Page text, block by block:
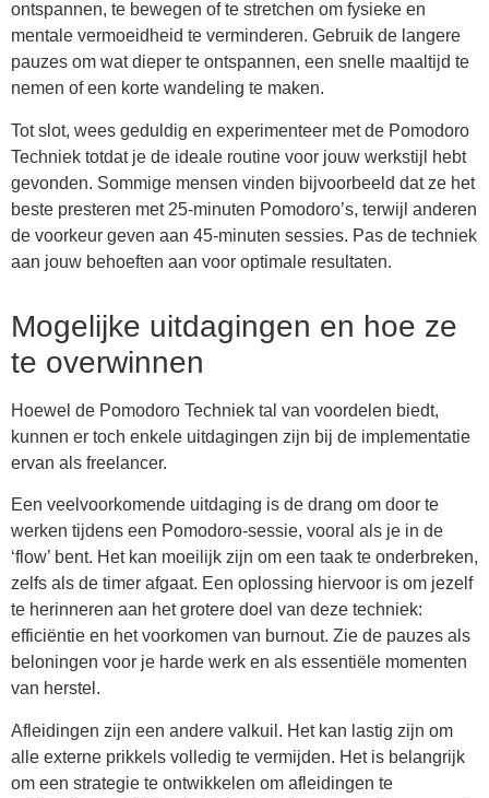
ontspannen, te bewegen of te stretchen om fysieke en
mentale vermoeidheid te verminderen. Gebruik de langere
pauzes om wat dieper te ontspannen, een snelle maaltijd te
nemen of een korte wandeling te maken.
Tot slot, wees geduldig en experimenteer met de Pomodoro
Techniek totdat je de ideale routine voor jouw werkstijl hebt
gevonden. Sommige mensen vinden bijvoorbeeld dat ze het
beste presteren met 25-minuten Pomodoro’s, terwijl anderen
de voorkeur geven aan 45-minuten sessies. Pas de techniek
aan jouw behoeften aan voor optimale resultaten.
Mogelijke uitdagingen en hoe ze
te overwinnen
Hoewel de Pomodoro Techniek tal van voordelen biedt,
kunnen er toch enkele uitdagingen zijn bij de implementatie
ervan als freelancer.
Een veelvoorkomende uitdaging is de drang om door te
werken tijdens een Pomodoro-sessie, vooral als je in de
‘flow’ bent. Het kan moeilijk zijn om een taak te onderbreken,
zelfs als de timer afgaat. Een oplossing hiervoor is om jezelf
te herinneren aan het grotere doel van deze techniek:
efficiëntie en het voorkomen van burnout. Zie de pauzes als
beloningen voor je harde werk en als essentiële momenten
van herstel.
Afleidingen zijn een andere valkuil. Het kan lastig zijn om
alle externe prikkels volledig te vermijden. Het is belangrijk
om een strategie te ontwikkelen om afleidingen te